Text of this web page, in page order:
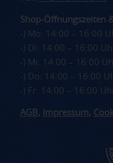
Shop-Öffnungszeiten
-) Mo: 14:00 – 16:00
-) Di: 14:00 – 16:00
-) Mi: 14:00 – 16:00
-) Do: 14:00 – 16:00
-) Fr: 14:00 – 16:00
AGB , Impressum,